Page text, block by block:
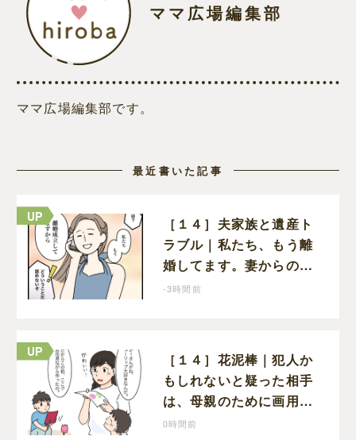
ママ広場編集部
ママ広場編集部です。
最近書いた記事
［１４］夫家族と遺産ト
ラブル｜私たち、もう離
婚してます。妻からの報
告に寝耳に水の夫は大慌
-3時間前
［１４］花泥棒｜犯人か
もしれないと疑った相手
は、母親のために画用紙
でチューリップを作って
0時間前